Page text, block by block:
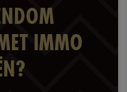
IMMO